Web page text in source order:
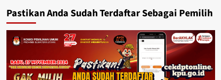
Pastikan Anda Sudah Terdaftar Sebagai Pemilih